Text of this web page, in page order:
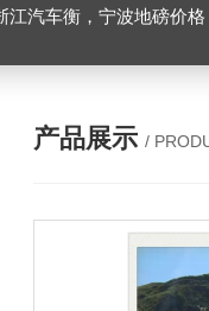
车衡，宁波地磅价格，浙江地
产品展示 /